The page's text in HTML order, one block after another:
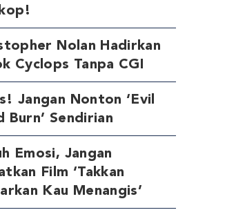
Nolan Hadirkan
Cyclops Tanpa CGI
Jangan Nonton ‘Evil
Burn’ Sendirian
Emosi, Jangan
Film ‘Takkan
Kau Menangis’